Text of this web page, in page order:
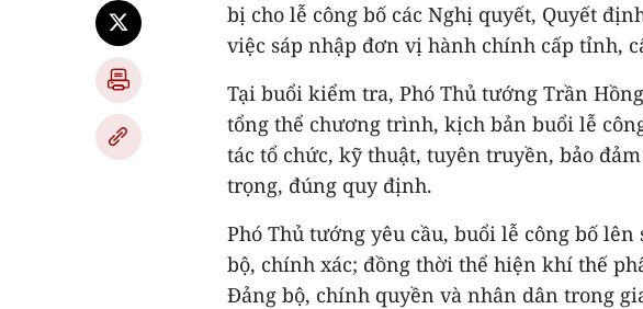
bị cho lễ công bố các Nghị quyết, Quyết
việc sáp nhập đơn vị hành chính cấp tỉnh,
Tại buổi kiểm tra, Phó Thủ tướng Trần
tổng thể chương trình, kịch bản buổi lễ
tác tổ chức, kỹ thuật, tuyên truyền, bảo
trọng, đúng quy định.
Phó Thủ tướng yêu cầu, buổi lễ công bố
bộ, chính xác; đồng thời thể hiện khí thế
Đảng bộ, chính quyền và nhân dân trong